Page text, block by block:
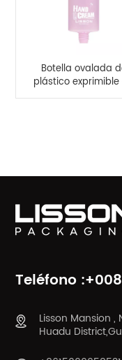
Botella ovalada
plástico
HDPE de color
Teléfono
Lisson Mansion ,
Huadu